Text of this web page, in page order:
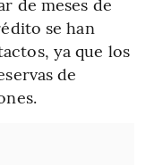
se han
ya que los
de